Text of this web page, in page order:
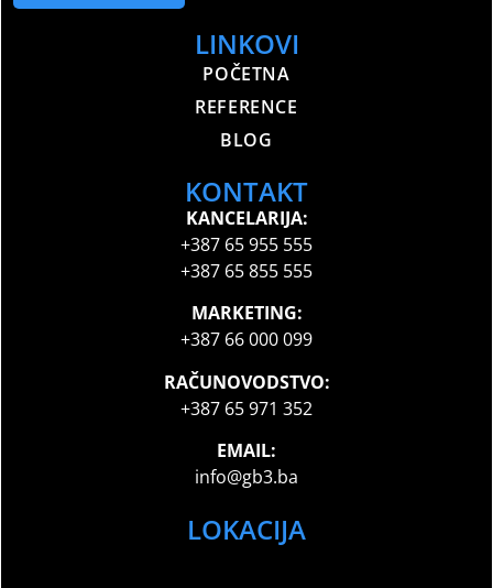
LINKOVI
POČETNA
REFERENCE
BLOG
KONTAKT
KANCELARIJA:
+387 65 955 555
+387 65 855 555
MARKETING:
+387 66 000 099
RAČUNOVODSTVO:
+387 65 971 352
EMAIL:
info@gb3.ba
LOKACIJA